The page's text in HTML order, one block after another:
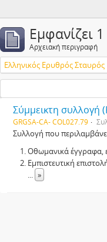
Εμφανίζει
Αρχειακή περιγραφή
Ελληνικός Ερυθρός Σταυρός
Σύμμεικτη συλλογή
GRGSA-CA- COL027.79
Συλλογή που
Οθωμανικά έγγραφα,
Εμπιστευτική
... »